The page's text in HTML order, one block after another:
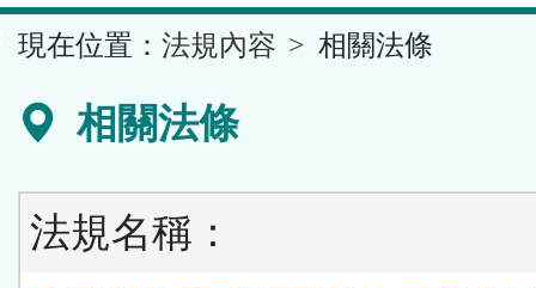
容
區
現在位置： 法規內容 相關法條
相關法條
法規名稱：